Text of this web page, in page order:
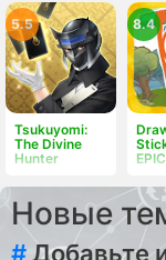
Tsukuyomi:
The Divine
Hunter
5.5 8.4
Новые
#Добавьте